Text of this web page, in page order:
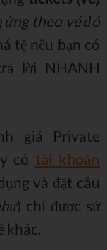
ứng theo vé đó
tệ nếu bạn có
lời NHANH
giá Private
có tài khoản
và đặt câu
) chỉ được sử
khác.